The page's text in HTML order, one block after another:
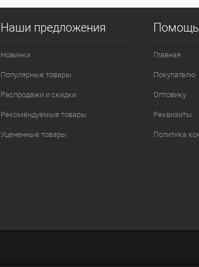
Наши предложения
Новинки
Популярные товары
Распродажи и скидки
Рекомендуемые товары
Уцененные товары
Помощь
Главная
Покупателю
Оптовику
Реквизиты
Политика